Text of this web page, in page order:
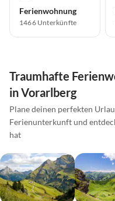
Ferienwohnung
1466 Unterkünfte
Traumhafte
in Vorarlberg
Plane deinen perfekten
Ferienunterkunft und
hat